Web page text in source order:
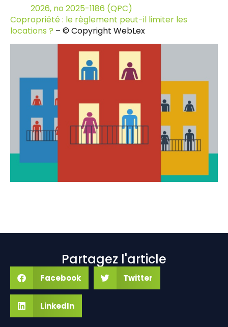
2026, no 2025-1186 (QPC)
Copropriété : le règlement peut-il limiter les
locations ? – © Copyright WebLex
Partagez l'article
Facebook Twitter
LinkedIn